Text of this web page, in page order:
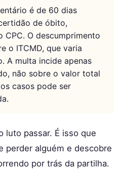
é de 60 dias
de óbito,
CPC. O descumprimento
o ITCMD, que varia
A multa incide apenas
não sobre o valor total
casos pode ser
luto passar. É isso que
perder alguém e descobre
por trás da partilha.